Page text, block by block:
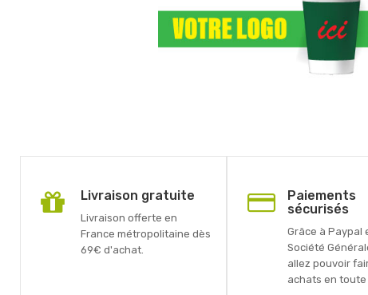
Livraison gratuite
Livraison offerte en
France métropolitaine dès
69€ d'achat.
Paiements
sécurisés
Grâce à Paypal
Société
allez pouvoir
achats en